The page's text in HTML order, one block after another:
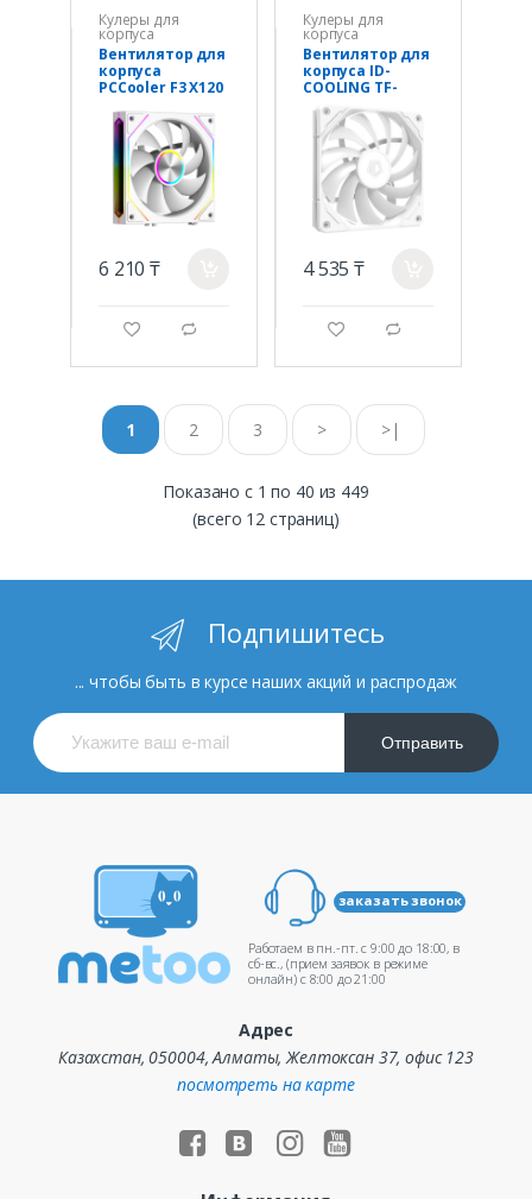
Кулеры для
корпуса
Вентилятор для
корпуса
PCCooler F3 X120
1x(120x120x25m
m) 800-1800 RPM
54CFM White
6 210 ₸
g d
Кулеры для
корпуса
Вентилятор для
корпуса ID-
COOLING TF-
12015-W
4 535 ₸
g d
1 2 3 > >|
Показано с 1 по 40 из 449
(всего 12 страниц)
Подпишитесь
... чтобы быть в курсе наших акций и распродаж
Отправить
заказать звонок
Работаем в пн.-пт. c 9:00 до 18:00, в
сб-вс., (прием заявок в режиме
онлайн) c 8:00 до 21:00
Адрес
Казахстан, 050004, Алматы, Желтоксан 37, офис 123
посмотреть на карте